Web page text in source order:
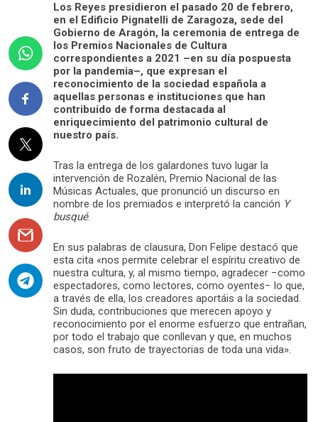
Los Reyes presidieron el pasado 20 de febrero,
en el Edificio Pignatelli de Zaragoza, sede del
Gobierno de Aragón, la ceremonia de entrega de
los Premios Nacionales de Cultura
correspondientes a 2021 –en su día pospuesta
por la pandemia–, que expresan el
reconocimiento de la sociedad española a
aquellas personas e instituciones que han
contribuido de forma destacada al
enriquecimiento del patrimonio cultural de
nuestro país.
Tras la entrega de los galardones tuvo lugar la
intervención de Rozalén, Premio Nacional de las
Músicas Actuales, que pronunció un discurso en
nombre de los premiados e interpretó la canción Y
busqué.
En sus palabras de clausura, Don Felipe destacó que
esta cita «nos permite celebrar el espíritu creativo de
nuestra cultura, y, al mismo tiempo, agradecer −como
espectadores, como lectores, como oyentes− lo que,
a través de ella, los creadores aportáis a la sociedad.
Sin duda, contribuciones que merecen apoyo y
reconocimiento por el enorme esfuerzo que entrañan,
por todo el trabajo que conllevan y que, en muchos
casos, son fruto de trayectorias de toda una vida».